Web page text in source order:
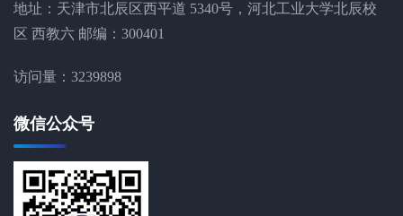
地址：天津市北辰区西平道 5340号，河北工业大学北辰校
区 西教六 邮编：300401
访问量： 3239898
微信公众号